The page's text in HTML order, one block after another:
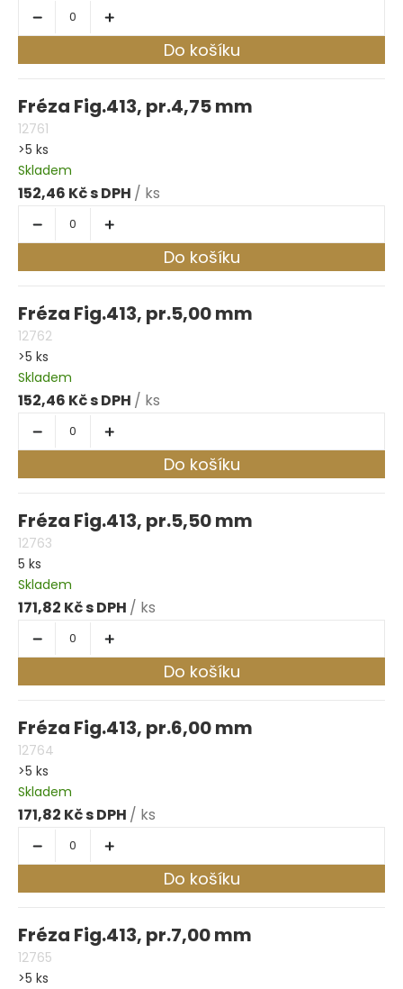
Do košíku
Fréza Fig.413, pr.4,75 mm
12761
>5 ks
Skladem
152,46 Kč / ks
Do košíku
Fréza Fig.413, pr.5,00 mm
12762
>5 ks
Skladem
152,46 Kč / ks
Do košíku
Fréza Fig.413, pr.5,50 mm
12763
5 ks
Skladem
171,82 Kč / ks
Do košíku
Fréza Fig.413, pr.6,00 mm
12764
>5 ks
Skladem
171,82 Kč / ks
Do košíku
Fréza Fig.413, pr.7,00 mm
12765
>5 ks